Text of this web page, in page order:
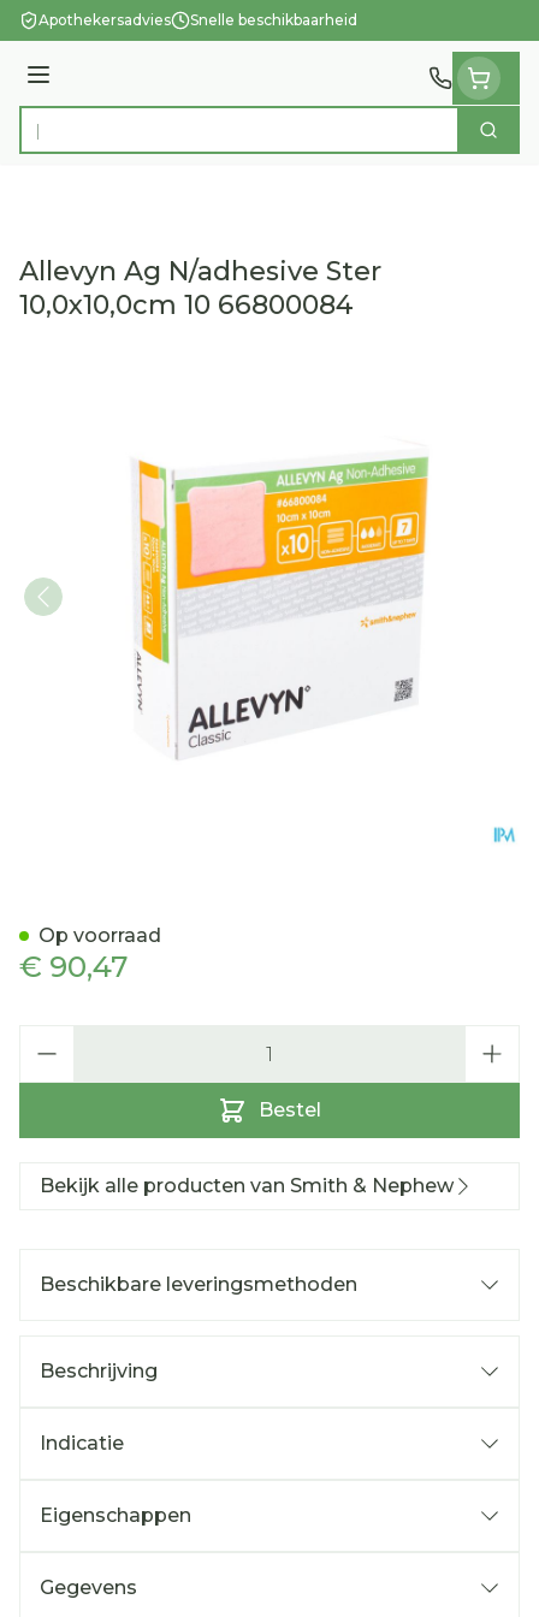
Ga naar de inhoud
Apothekersadvies Snelle beschikbaarheid
Menu
Product, merk, categorie... Zoek
Allevyn Ag N/adhesive Ster
10,0x10,0cm 10 66800084
€ 90,47
Bestel
Op voorraad
Bekijk alle producten van Smith & Nephew
Beschikbare leveringsmethoden
Beschrijving
Indicatie
Eigenschappen
Gegevens